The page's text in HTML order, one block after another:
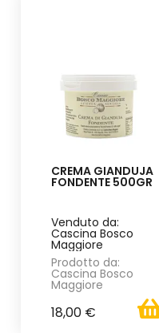
CREMA GIANDUJA
FONDENTE 500GR
Venduto da:
Cascina Bosco
Maggiore
Prodotto da:
Cascina Bosco
Maggiore
18,00 €